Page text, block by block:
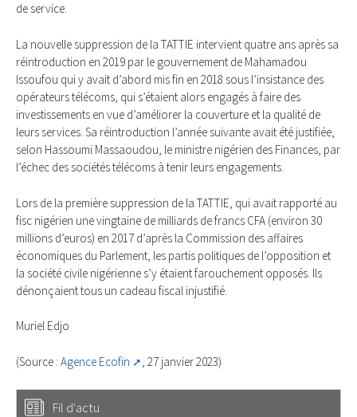
de service.
La nouvelle suppression de la TATTIE intervient quatre ans après sa
réintroduction en 2019 par le gouvernement de Mahamadou
Issoufou qui y avait d’abord mis fin en 2018 sous l’insistance des
opérateurs télécoms, qui s’étaient alors engagés à faire des
investissements en vue d’améliorer la couverture et la qualité de
leurs services. Sa réintroduction l’année suivante avait été justifiée,
selon Hassoumi Massaoudou, le ministre nigérien des Finances, par
l’échec des sociétés télécoms à tenir leurs engagements.
Lors de la première suppression de la TATTIE, qui avait rapporté au
fisc nigérien une vingtaine de milliards de francs CFA (environ 30
millions d’euros) en 2017 d’après la Commission des affaires
économiques du Parlement, les partis politiques de l’opposition et
la société civile nigérienne s’y étaient farouchement opposés. Ils
dénonçaient tous un cadeau fiscal injustifié.
Muriel Edjo
(Source : Agence Ecofin , 27 janvier 2023)
Fil d'actu